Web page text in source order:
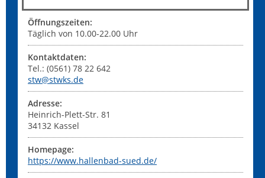
Öffnungszeiten:
Täglich von 10.00-22.00 Uhr
Kontaktdaten:
Tel.: (0561) 78 22 642
stw@stwks.de
Adresse:
Heinrich-Plett-Str. 81
34132 Kassel
Homepage:
https://www.hallenbad-sued.de/